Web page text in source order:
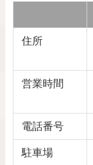
住所
営業時間
電話番号
駐車場